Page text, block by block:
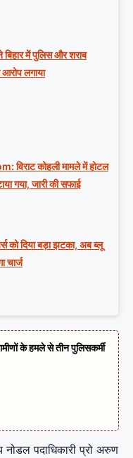
बिहार में पुलिस और शराब
लगाया
कोहली मामले में होटल
गया, जारी की सफाई
दिया बड़ा झटका, अब ब्लू
चार्ज
के हमले से तीन पुलिसकर्मी
नोडल पदाधिकारी प्रो अरुण